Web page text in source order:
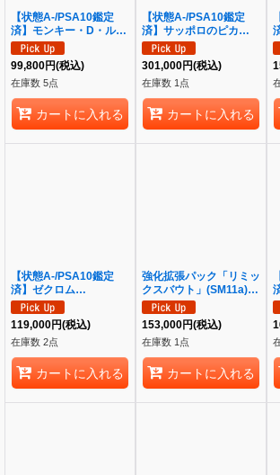
【状態A-/PSA10鑑定
済】モンキー・D・ルフ
ィ(illust:Midori
Matsuda)《P》{P-001}
99,800円(税込)
在庫数 5点
カートに入れる
【状態A-/PSA10鑑定
済】サッポロのピカチュ
ウ《P》{005/SM-P}[そ
の他]
301,000円(税込)
在庫数 1点
カートに入れる
【状態A-/PSA10鑑定
済】ゼクロム
ex《BWR》{174/086}
[-]
119,000円(税込)
在庫数 2点
カートに入れる
強化拡張パック「リミッ
クスバウト」(SM11a)
《未開封BOX》
153,000円(税込)
在庫数 1点
カートに入れる